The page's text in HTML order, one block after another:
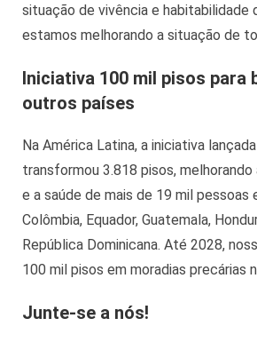
situação de vivência e habitabilidade
estamos melhorando a situação de
Iniciativa 100 mil pisos para
outros países
Na América Latina, a iniciativa
transformou 3.818 pisos, melhorando
e a saúde de mais de 19 mil pessoas
Colômbia, Equador, Guatemala,
República Dominicana. Até 2028,
100 mil pisos em moradias precárias
Junte-se a nós!